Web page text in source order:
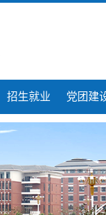
招生就业 党团建